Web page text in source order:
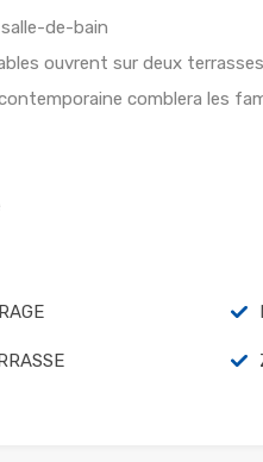
salle-de-bain
ouvrent sur deux
comblera les